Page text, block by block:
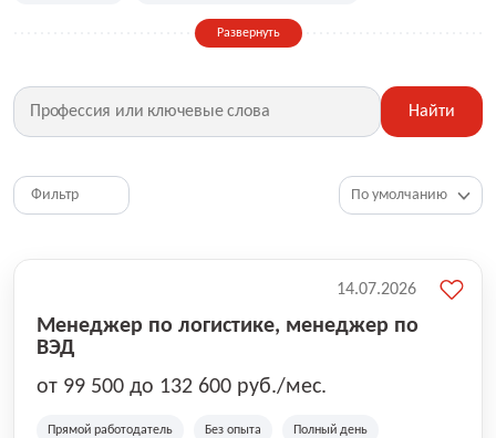
Дизайн, искусство, ивент
Фитнес, красота, спорт Страхование
Медицина, фармацевтика Маркетинг, PR, реклама
HR, управление персоналом
Топ менеджмент, руководители
Развернуть
Найти
Фильтр
Менеджер по логистике, менеджер по
ВЭД
от 99 500 до 132 600 руб./мес.
Прямой работодатель Без опыта Полный день
14.07.2026